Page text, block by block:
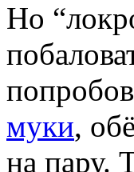
Но
муки,
на пару.